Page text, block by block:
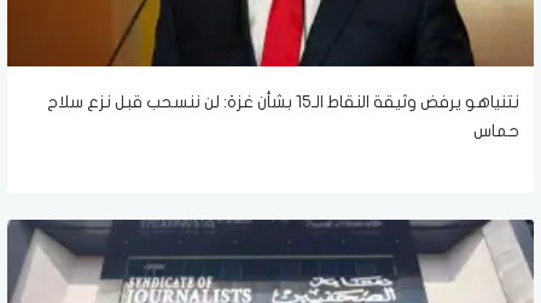
نتنياهو يرفض وثيقة النقاط الـ15 بشأن غزة: لن ننسحب قبل نزع سلاح
حماس